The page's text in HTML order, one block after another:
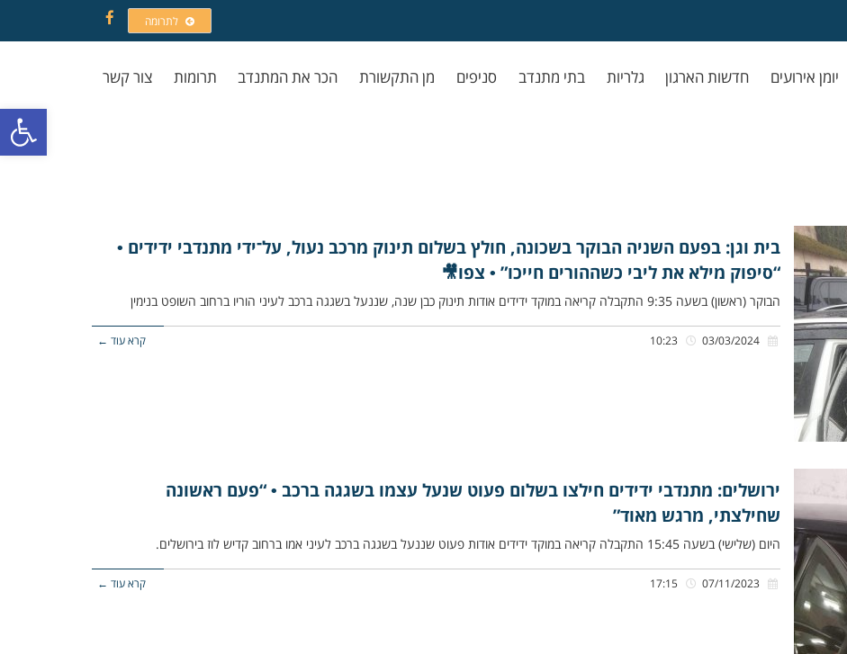
פתח
לתרומה
Facebook
יומן אירועים חדשות הארגון גלריות בתי מתנדב סניפים מן התקשורת הכר את המתנדב תרומות צור קשר
בית וגן: בפעם השניה הבוקר בשכונה, חולץ בשלום תינוק מרכב נעול, על־ידי מתנדבי ידידים •
“סיפוק מילא את ליבי כשההורים חייכו” • צפו🎥
הבוקר (ראשון) בשעה 9:35 התקבלה קריאה במוקד ידידים אודות תינוק כבן שנה, שננעל בשגגה ברכב לעיני הוריו ברחוב השופט בנימין
קרא עוד ←
ירושלים: מתנדבי ידידים חילצו בשלום פעוט שנעל עצמו בשגגה ברכב • “פעם ראשונה
שחילצתי, מרגש מאוד”
היום (שלישי) בשעה 15:45 התקבלה קריאה במוקד ידידים אודות פעוט שננעל בשגגה ברכב לעיני אמו ברחוב קדיש לוז בירושלים.
קרא עוד ←